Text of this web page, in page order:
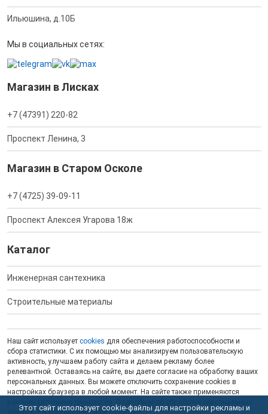
Ильюшина, д.10Б
Мы в социальных сетях:
Магазин в Лисках
+7 (47391) 220-82
Проспект Ленина, 3
Магазин в Старом Осколе
+7 (4725) 39-09-11
Проспект Алексея Угарова 18ж
Каталог
Инженерная сантехника
Строительные материалы
Наш сайт использует cookies для обеспечения работоспособности и
сбора статистики. С их помощью мы анализируем пользовательскую
активность, улучшаем работу сайта и делаем рекламу более
релевантной. Оставаясь на сайте, вы даете согласие на обработку ваших
персональных данных. Вы можете отключить сохранение cookies в
настройках браузера в любой момент. На сайте также применяются
данных — в соответствующейПолитике.
Этот сайт использует cookie-файлы для настройки рекламы и